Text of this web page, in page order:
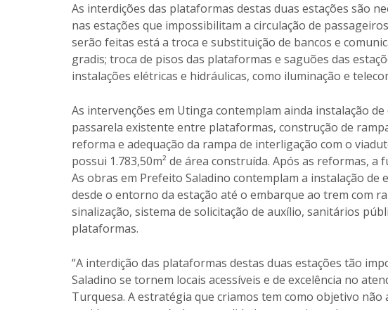
As interdições das plataformas destas duas estações são
nas estações que impossibilitam a circulação de
serão feitas está a troca e substituição de bancos e
gradis; troca de pisos das plataformas e saguões das
instalações elétricas e hidráulicas, como iluminação e
As intervenções em Utinga contemplam ainda instalação
passarela existente entre plataformas, construção de
reforma e adequação da rampa de interligação com o
possui 1.783,50m² de área construída. Após as reformas, a
As obras em Prefeito Saladino contemplam a instalação de
desde o entorno da estação até o embarque ao trem com
sinalização, sistema de solicitação de auxílio, sanitários
plataformas.
“A interdição das plataformas destas duas estações tão
Saladino se tornem locais acessíveis e de excelência no
Turquesa. A estratégia que criamos tem como objetivo